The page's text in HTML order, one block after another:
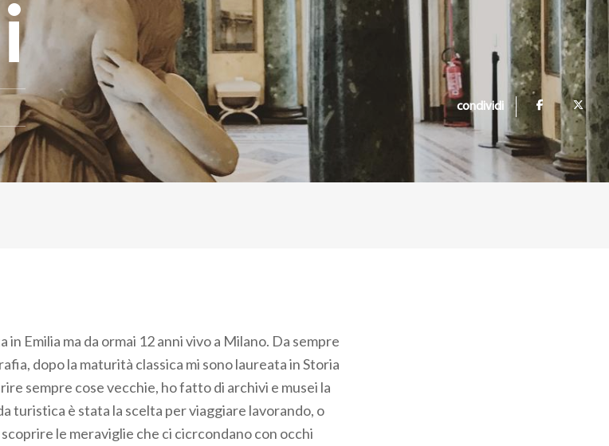
condividi
Emilia ma da ormai 12 anni vivo a Milano. Da sempre
dopo la maturità classica mi sono laureata in Storia
sempre cose vecchie, ho fatto di archivi e musei la
turistica è stata la scelta per viaggiare lavorando, o
le meraviglie che ci cicrcondano con occhi